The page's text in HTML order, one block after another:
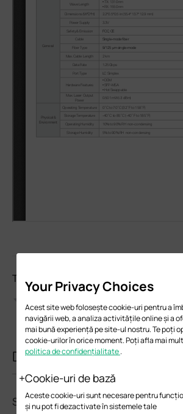
Te rugăm să evalueazi acest document
Documente similare
SM321A-2(UN)_V2_Datasheet
Your Privacy Choices
Acest site web folosește cookie-uri pentru a
navigării web, a analiza activitățile online și a
mai bună experiență pe site-ul nostru. Te poți
cookie-urilor în orice moment. Poți afla mai
politica de confidențialitate.
Cookie-uri de bază
Aceste cookie-uri sunt necesare pentru
și nu pot fi dezactivate în sistemele tale